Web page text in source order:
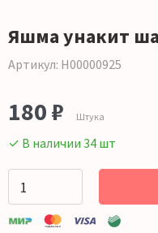
Яшма унакит
Артикул: Н00000925
180 ₽ Штука
✓ В наличии 34 шт